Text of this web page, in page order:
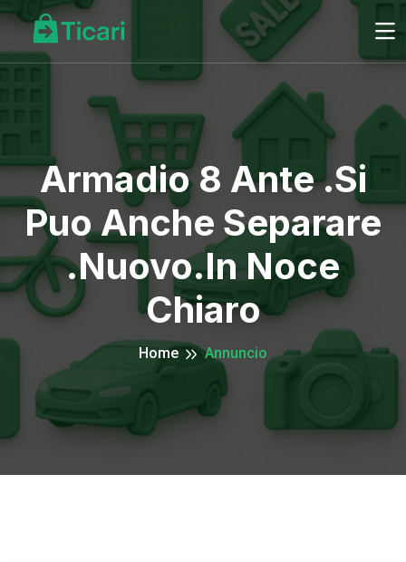
Armadio 8 Ante .si
Puo Anche Separare
.nuovo.in Noce
Chiaro
Home Annuncio